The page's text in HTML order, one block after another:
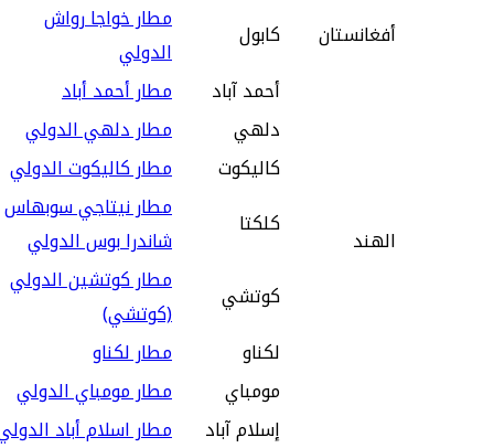
أفغانستان كابول
مطار خواجا رواش
الدولي
الهند
أحمد آباد
مطار أحمد أباد
دلهي
مطار دلهي الدولي
كاليكوت
مطار كاليكوت الدولي
كلكتا
مطار نيتاجي سوبهاس
شاندرا بوس الدولي
كوتشي
مطار كوتشين الدولي
(كوتشي)
لكناو
مطار لكناو
مومباي
مطار مومباي الدولي
إسلام آباد
مطار اسلام أباد